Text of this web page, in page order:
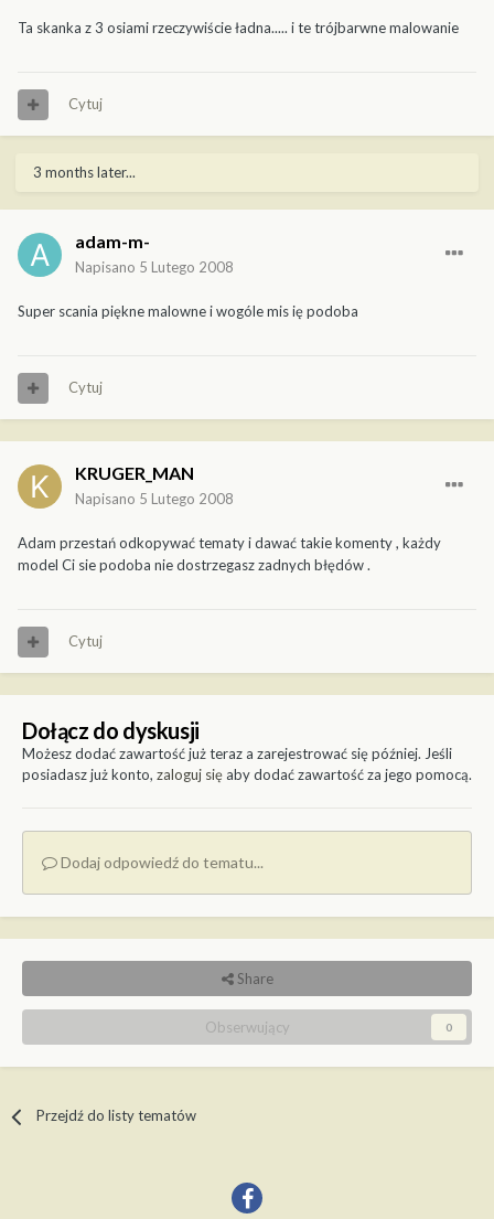
Ta skanka z 3 osiami rzeczywiście ładna..... i te trójbarwne malowanie
Cytuj
3 months later...
adam-m-
Napisano 5 Lutego 2008
Super scania piękne malowne i wogóle mis ię podoba
Cytuj
KRUGER_MAN
Napisano 5 Lutego 2008
Adam przestań odkopywać tematy i dawać takie komenty , każdy
model Ci sie podoba nie dostrzegasz zadnych błędów .
Cytuj
Dołącz do dyskusji
Możesz dodać zawartość już teraz a zarejestrować się później. Jeśli
posiadasz już konto, zaloguj sięaby dodać zawartość za jego pomocą.
Dodaj odpowiedź do tematu...
Share
Obserwujący 0
Przejdź do listy tematów